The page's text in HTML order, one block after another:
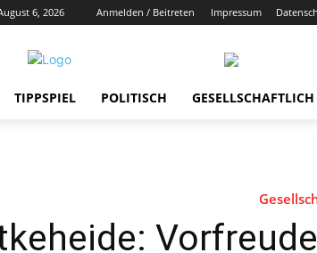
6, 2026 Anmelden / Beitreten Impressum
TIPPSPIEL POLITISCH GESELLSCHAFTLICH